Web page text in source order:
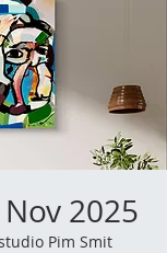
2025
Pim Smit